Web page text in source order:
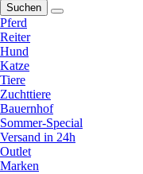
Suchen
Pferd
Reiter
Hund
Katze
Tiere
Zuchttiere
Bauernhof
Sommer-Special
Versand in 24h
Outlet
Marken